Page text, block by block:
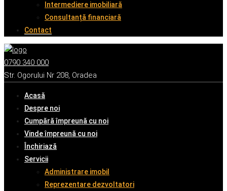
Intermediere imobiliară
Consultanță financiară
Contact
0790 340 000
Str. Ogorului Nr 208, Oradea
Acasă
Despre noi
Cumpără împreună cu noi
Vinde împreună cu noi
Închiriază
Servicii
Administrare imobil
Reprezentare dezvoltatori